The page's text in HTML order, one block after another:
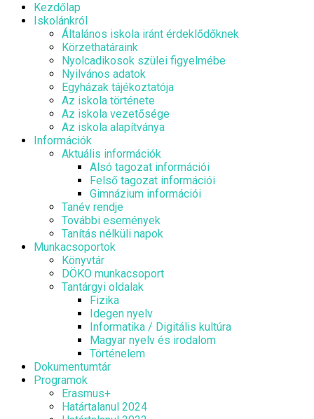
Kezdőlap
Iskolánkról
Általános iskola iránt érdeklődőknek
Körzethatáraink
Nyolcadikosok szülei figyelmébe
Nyilvános adatok
Egyházak tájékoztatója
Az iskola története
Az iskola vezetősége
Az iskola alapítványa
Információk
Aktuális információk
Alsó tagozat információi
Felső tagozat információi
Gimnázium információi
Tanév rendje
További események
Tanítás nélküli napok
Munkacsoportok
Könyvtár
DÖKO munkacsoport
Tantárgyi oldalak
Fizika
Idegen nyelv
Informatika / Digitális kultúra
Magyar nyelv és irodalom
Történelem
Dokumentumtár
Programok
Erasmus+
Határtalanul 2024